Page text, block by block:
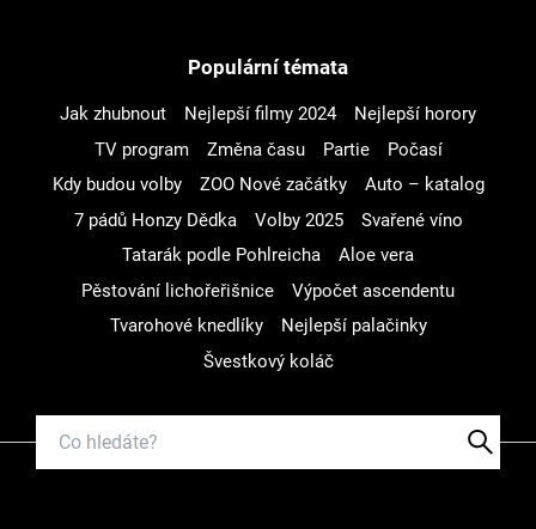
Populární témata
Jak zhubnout Nejlepší filmy 2024
Nejlepší horory
TV program
Změna času Partie
Počasí
Kdy budou volby
ZOO Nové začátky
Auto – katalog
7 pádů Honzy Dědka
Volby 2025
Svařené víno
Tatarák podle Pohlreicha
Aloe vera
Pěstování lichořeřišnice
Výpočet ascendentu
Tvarohové knedlíky
Nejlepší palačinky
Švestkový koláč